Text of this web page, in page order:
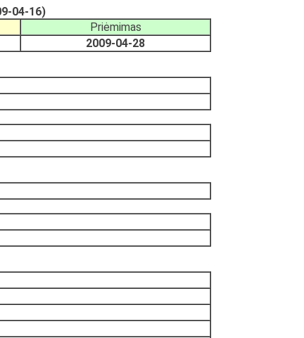
04-16)
Priėmimas
2009-04-28